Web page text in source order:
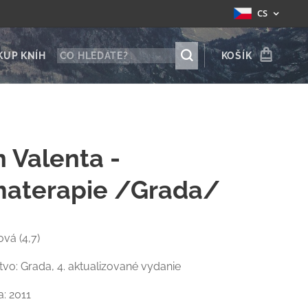
CS
KNÍH KOŠÍK
Valenta -
/Grada/
(4,7)
Grada, 4. aktualizované vydanie
2011